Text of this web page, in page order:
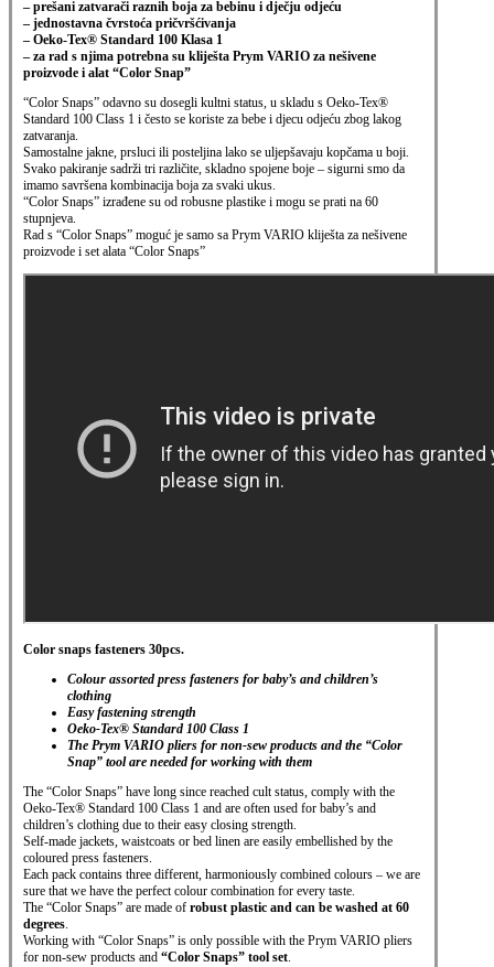
– prešani zatvarači raznih boja za bebinu i dječju odjeću
– jednostavna čvrstoća pričvršćivanja
– Oeko-Tex® Standard 100 Klasa 1
– za rad s njima potrebna su kliješta Prym VARIO za nešivene
proizvode i alat “Color Snap”
“Color Snaps” odavno su dosegli kultni status, u skladu s Oeko-Tex®
Standard 100 Class 1 i često se koriste za bebe i djecu odjeću zbog lakog
zatvaranja.
Samostalne jakne, prsluci ili posteljina lako se uljepšavaju kopčama u boji.
Svako pakiranje sadrži tri različite, skladno spojene boje – sigurni smo da
imamo savršena kombinacija boja za svaki ukus.
“Color Snaps” izrađene su od robusne plastike i mogu se prati na 60
stupnjeva.
Rad s “Color Snaps” moguć je samo sa Prym VARIO kliješta za nešivene
proizvode i set alata “Color Snaps”
Color snaps fasteners 30pcs.
Colour assorted press fasteners for baby’s and children’s
clothing
Easy fastening strength
Oeko-Tex® Standard 100 Class 1
The Prym VARIO pliers for non-sew products and the “Color
Snap” tool are needed for working with them
The “Color Snaps” have long since reached cult status, comply with the
Oeko-Tex® Standard 100 Class 1 and are often used for baby’s and
children’s clothing due to their easy closing strength.
Self-made jackets, waistcoats or bed linen are easily embellished by the
coloured press fasteners.
Each pack contains three different, harmoniously combined colours – we are
sure that we have the perfect colour combination for every taste.
The “Color Snaps” are made of robust plastic and can be washed at 60
degrees.
Working with “Color Snaps” is only possible with the Prym VARIO pliers
for non-sew products and “Color Snaps” tool set.